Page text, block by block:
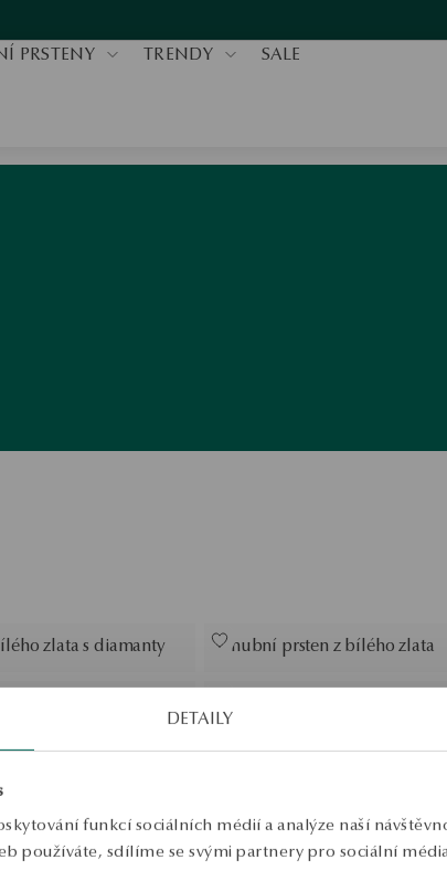
DETAILY
funkcí sociálních médií a analýze naší
používáte, sdílíme se svými partnery pro sociální
PRSTENY TRENDY SALE
zlata s diamanty Snubní prsten z bílého zlata
Snubní prsten z bílého zlata -
zlata - Forever
diamantem - Forever